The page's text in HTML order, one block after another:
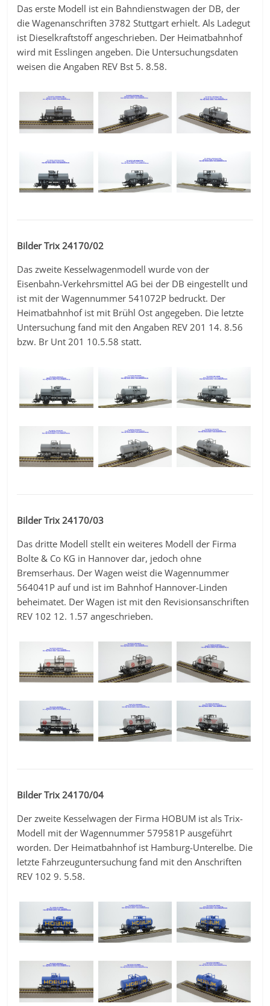
Das erste Modell ist ein Bahndienstwagen der DB, der
die Wagenanschriften 3782 Stuttgart erhielt. Als Ladegut
ist Dieselkraftstoff angeschrieben. Der Heimatbahnhof
wird mit Esslingen angeben. Die Untersuchungsdaten
weisen die Angaben REV Bst 5. 8.58.
Bilder Trix 24170/02
Das zweite Kesselwagenmodell wurde von der
Eisenbahn-Verkehrsmittel AG bei der DB eingestellt und
ist mit der Wagennummer 541072P bedruckt. Der
Heimatbahnhof ist mit Brühl Ost angegeben. Die letzte
Untersuchung fand mit den Angaben REV 201 14. 8.56
bzw. Br Unt 201 10.5.58 statt.
Bilder Trix 24170/03
Das dritte Modell stellt ein weiteres Modell der Firma
Bolte & Co KG in Hannover dar, jedoch ohne
Bremserhaus. Der Wagen weist die Wagennummer
564041P auf und ist im Bahnhof Hannover-Linden
beheimatet. Der Wagen ist mit den Revisionsanschriften
REV 102 12. 1.57 angeschrieben.
Bilder Trix 24170/04
Der zweite Kesselwagen der Firma HOBUM ist als Trix-
Modell mit der Wagennummer 579581P ausgeführt
worden. Der Heimatbahnhof ist Hamburg-Unterelbe. Die
letzte Fahrzeuguntersuchung fand mit den Anschriften
REV 102 9. 5.58.